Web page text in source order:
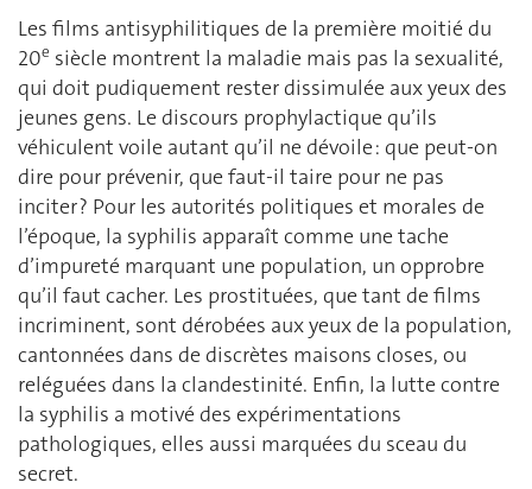
Les films antisyphilitiques de la première moitié du
20e siècle montrent la maladie mais pas la sexualité,
qui doit pudiquement rester dissimulée aux yeux des
jeunes gens. Le discours prophylactique qu’ils
véhiculent voile autant qu’il ne dévoile : que peut-on
dire pour prévenir, que faut-il taire pour ne pas
inciter ? Pour les autorités politiques et morales de
l’époque, la syphilis apparaît comme une tache
d’impureté marquant une population, un opprobre
qu’il faut cacher. Les prostituées, que tant de films
incriminent, sont dérobées aux yeux de la population,
cantonnées dans de discrètes maisons closes, ou
reléguées dans la clandestinité. Enfin, la lutte contre
la syphilis a motivé des expérimentations
pathologiques, elles aussi marquées du sceau du
secret.